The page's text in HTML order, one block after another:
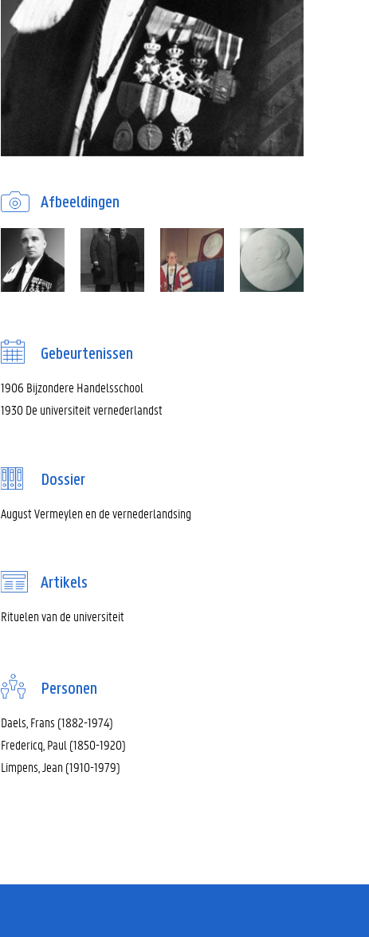
Afbeeldingen
Gebeurtenissen
1906 Bijzondere Handelsschool
1930 De universiteit vernederlandst
Dossier
August Vermeylen en de vernederlandsing
Artikels
Rituelen van de universiteit
Personen
Daels, Frans (1882-1974)
Fredericq, Paul (1850-1920)
Limpens, Jean (1910-1979)